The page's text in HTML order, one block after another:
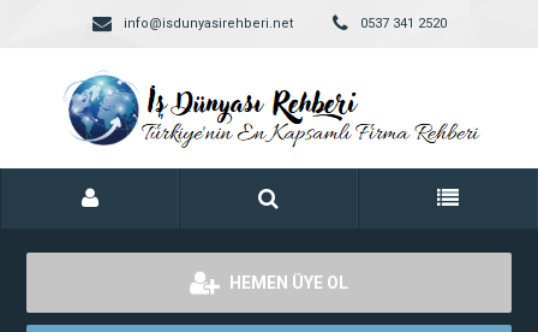
info@isdunyasirehberi.net 0537 341 2520
HEMEN ÜYE OL